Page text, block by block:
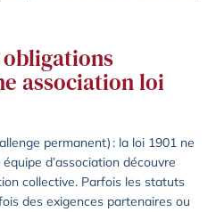
association loi
permanent) : la loi 1901 ne
d’association découvre
collective. Parfois les statuts
des exigences partenaires ou